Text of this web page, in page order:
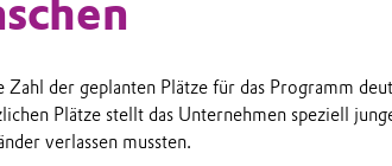
Zahl der geplanten Plätze für das Programm
Plätze stellt das Unternehmen speziell
verlassen mussten.